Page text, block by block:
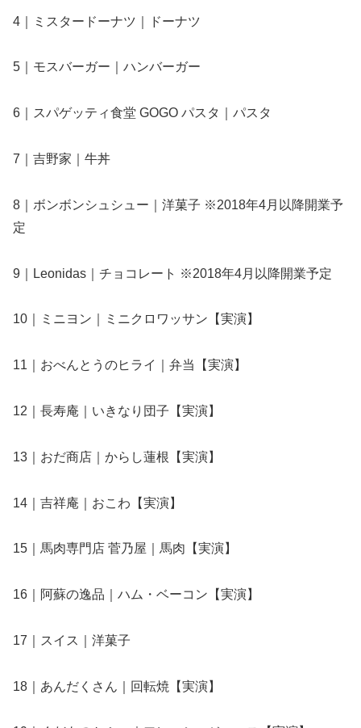
4｜ミスタードーナツ｜ドーナツ
5｜モスバーガー｜ハンバーガー
6｜スパゲッティ食堂 GOGO パスタ｜パスタ
7｜吉野家｜牛丼
8｜ボンボンシュシュー｜洋菓子 ※2018年4月以降開業予
定
9｜Leonidas｜チョコレート ※2018年4月以降開業予定
10｜ミニヨン｜ミニクロワッサン【実演】
11｜おべんとうのヒライ｜弁当【実演】
12｜長寿庵｜いきなり団子【実演】
13｜おだ商店｜からし蓮根【実演】
14｜吉祥庵｜おこわ【実演】
15｜馬肉専門店 菅乃屋｜馬肉【実演】
16｜阿蘇の逸品｜ハム・ベーコン【実演】
17｜スイス｜洋菓子
18｜あんだくさん｜回転焼【実演】